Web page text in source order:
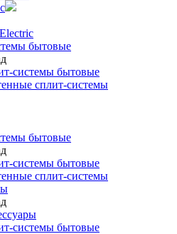
бытовые
системы бытовые
сплит-системы
бытовые
системы бытовые
сплит-системы
системы бытовые